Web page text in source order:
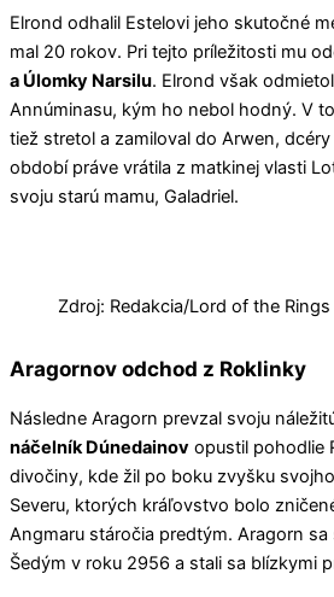
Elrond odhalil Estelovi jeho skutočné
mal 20 rokov. Pri tejto príležitosti mu
a Úlomky Narsilu. Elrond však
Annúminasu, kým ho nebol hodný. V
tiež stretol a zamiloval do Arwen,
období práve vrátila z matkinej vlasti
svoju starú mamu, Galadriel.
Zdroj: Redakcia/Lord of the Rings
Aragornov odchod z Roklinky
Následne Aragorn prevzal svoju
náčelník Dúnedainov opustil pohodlie
divočiny, kde žil po boku zvyšku
Severu, ktorých kráľovstvo bolo
Angmaru stáročia predtým. Aragorn
Šedým v roku 2956 a stali sa blízkymi